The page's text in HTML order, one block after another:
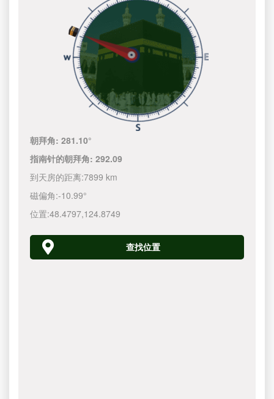
朝拜角:281.10°
指南针的朝拜角:292.09
到天房的距离:7899 km
磁偏角:-10.99°
位置:48.4797,124.8750
查找位置